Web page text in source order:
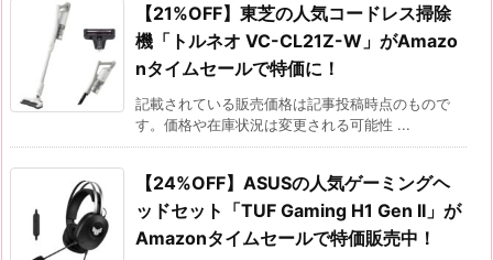
【21%OFF】東芝の人気コードレス掃除
機「トルネオ VC-CL21Z-W」がAmazo
nタイムセールで特価に！
記載されている販売価格は記事投稿時点のもので
す。価格や在庫状況は変更される可能性 ...
【24%OFF】ASUSの人気ゲーミングヘ
ッドセット「TUF Gaming H1 Gen II」が
Amazonタイムセールで特価販売中！